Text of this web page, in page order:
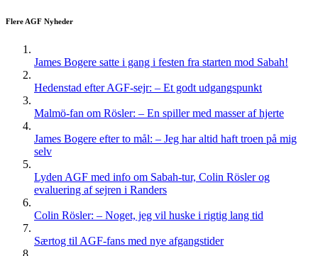
Flere AGF Nyheder
James Bogere satte i gang i festen fra starten mod Sabah!
Hedenstad efter AGF-sejr: – Et godt udgangspunkt
Malmö-fan om Rösler: – En spiller med masser af hjerte
James Bogere efter to mål: – Jeg har altid haft troen på mig
selv
Lyden AGF med info om Sabah-tur, Colin Rösler og
evaluering af sejren i Randers
Colin Rösler: – Noget, jeg vil huske i rigtig lang tid
Særtog til AGF-fans med nye afgangstider